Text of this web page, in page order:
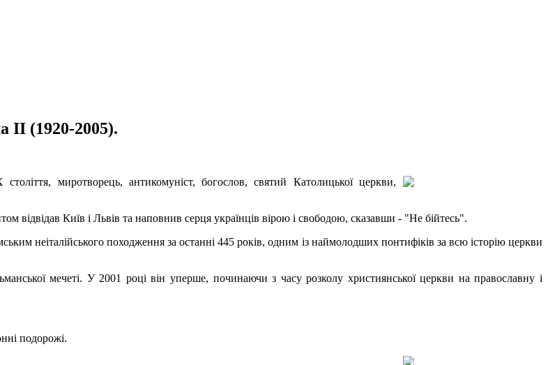
(1920-2005).
миротворець, антикомуніст, богослов, святий Католицької церкви,
відвідав Київ і Львів та наповнив серця українців вірою і свободою, сказавши - "Не бійтесь".
неіталійського походження за останні 445 років, одним із наймолодших понтифіків за всю історію церкви
мечеті. У 2001 році він уперше, починаючи з часу розколу християнської церкви на православну і
подорожі.